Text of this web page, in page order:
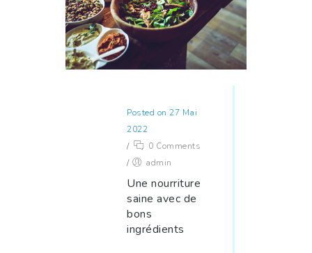
Posted on 27 Mai
2022
/
0 Comments
/
admin
Une nourriture
saine avec de
bons
ingrédients